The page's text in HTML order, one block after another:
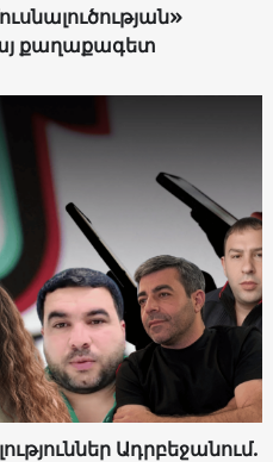
քաղաքագետ
Ադրբեջանում.